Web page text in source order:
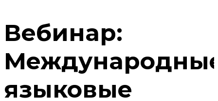
Вебинар:
языковые